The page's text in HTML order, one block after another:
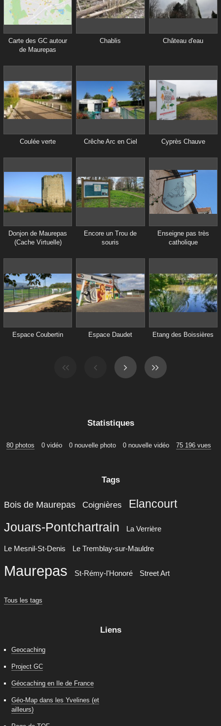
Carte des GC autour
de Maurepas
Chablis Château d'eau
Coulée verte Crêche Arc en Ciel Cyprès Chauve
Donjon de Maurepas
(Cache Virtuelle)
Encore un Trou de
souris
Enseigne pas très
catholique
Espace Coubertin Espace Daudet Etang des Boissières
Statistiques
80 photos 0 vidéo 0 nouvelle photo 0 nouvelle vidéo 75 196 vues
Tags
Bois de Maurepas Coignières Elancourt
Jouars-Pontchartrain La Verrière
Le Mesnil-St-Denis Le Tremblay-sur-Mauldre
Maurepas St-Rémy-l'Honoré Street Art
Tous les tags
Liens
Geocaching
Project GC
Géocaching en Ile de France
Géo-Map dans les Yvelines (et
ailleurs)